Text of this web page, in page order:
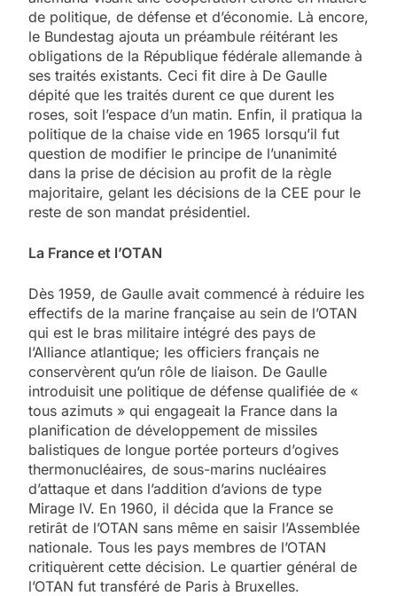
de politique, de défense et d’économie. Là encore,
le Bundestag ajouta un préambule réitérant les
obligations de la République fédérale allemande à
ses traités existants. Ceci fit dire à De Gaulle
dépité que les traités durent ce que durent les
roses, soit l’espace d’un matin. Enfin, il pratiqua la
politique de la chaise vide en 1965 lorsqu’il fut
question de modifier le principe de l’unanimité
dans la prise de décision au profit de la règle
majoritaire, gelant les décisions de la CEE pour le
reste de son mandat présidentiel.
La France et l’OTAN
Dès 1959, de Gaulle avait commencé à réduire les
effectifs de la marine française au sein de l’OTAN
qui est le bras militaire intégré des pays de
l’Alliance atlantique; les officiers français ne
conservèrent qu’un rôle de liaison. De Gaulle
introduisit une politique de défense qualifiée de «
tous azimuts » qui engageait la France dans la
planification de développement de missiles
balistiques de longue portée porteurs d’ogives
thermonucléaires, de sous-marins nucléaires
d’attaque et dans l’addition d’avions de type
Mirage IV. En 1960, il décida que la France se
retirât de l’OTAN sans même en saisir l’Assemblée
nationale. Tous les pays membres de l’OTAN
critiquèrent cette décision. Le quartier général de
l’OTAN fut transféré de Paris à Bruxelles.